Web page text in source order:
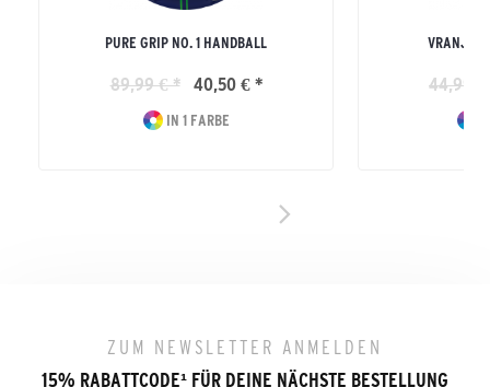
PURE GRIP NO. 1 HANDBALL
89,99 € * 40,50 € *
IN 1 FARBE
VRANJES
44,99
ZUM NEWSLETTER ANMELDEN
15% RABATTCODE¹ FÜR DEINE NÄCHSTE BESTELLUNG